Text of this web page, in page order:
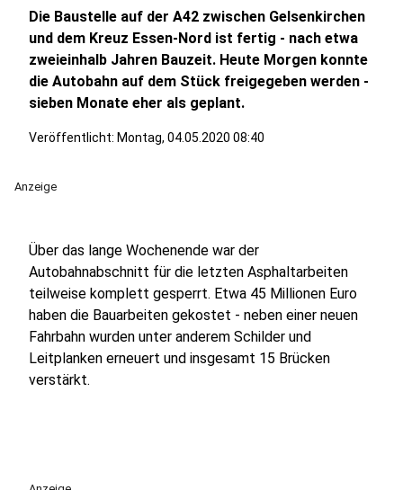
Die Baustelle auf der A42 zwischen Gelsenkirchen
und dem Kreuz Essen-Nord ist fertig - nach etwa
zweieinhalb Jahren Bauzeit. Heute Morgen konnte
die Autobahn auf dem Stück freigegeben werden -
sieben Monate eher als geplant.
Veröffentlicht: Montag, 04.05.2020 08:40
Anzeige
Über das lange Wochenende war der
Autobahnabschnitt für die letzten Asphaltarbeiten
teilweise komplett gesperrt. Etwa 45 Millionen Euro
haben die Bauarbeiten gekostet - neben einer neuen
Fahrbahn wurden unter anderem Schilder und
Leitplanken erneuert und insgesamt 15 Brücken
verstärkt.